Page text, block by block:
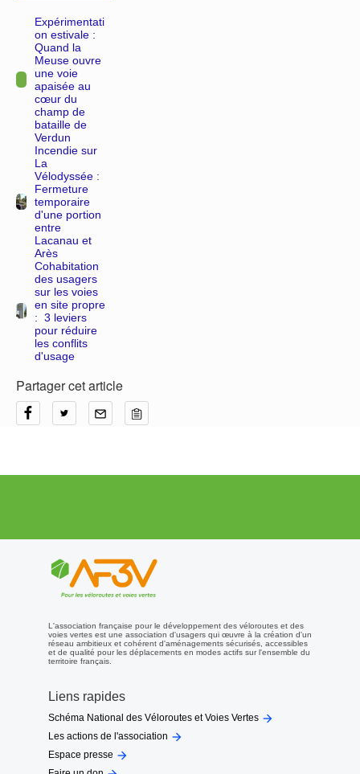
Expérimentati
on estivale :
Quand la
Meuse ouvre
une voie
apaisée au
cœur du
champ de
bataille de
Verdun
Incendie sur
La
Vélodyssée :
Fermeture
temporaire
d'une portion
entre
Lacanau et
Arès
Cohabitation
des usagers
sur les voies
en site propre
: 3 leviers
pour réduire
les conflits
d'usage
Partager cet article
L'association française pour le développement des véloroutes et des
voies vertes est une association d'usagers qui œuvre à la création d'un
réseau ambitieux et cohérent d'aménagements sécurisés, accessibles
et de qualité pour les déplacements en modes actifs sur l'ensemble du
territoire français.
Liens rapides
Schéma National des Véloroutes et Voies Vertes 
Les actions de l'association 
Espace presse 